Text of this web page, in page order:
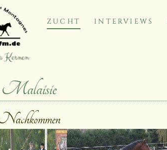
Kernen
ZUCHT INTERVIEWS
Malaisie